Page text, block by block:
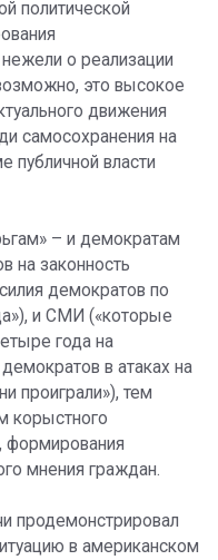
политической
о реализации
это высокое
движения
самосохранения на
публичной власти
– и демократам
на законность
демократов по
и СМИ («которые
года на
в атаках на
проиграли»), тем
корыстного
формирования
мнения граждан.
продемонстрировал
в американском